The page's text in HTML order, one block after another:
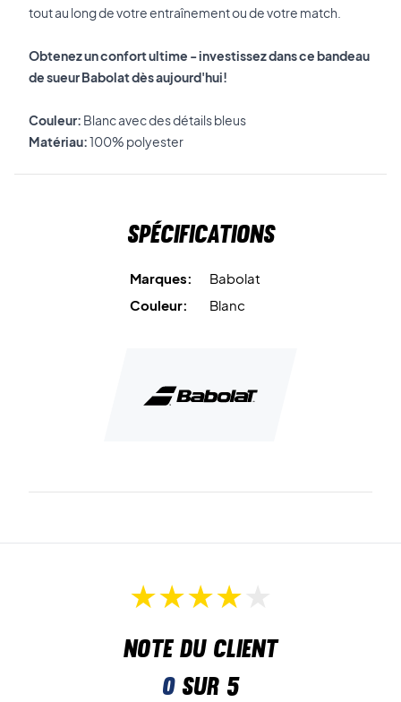
tout au long de votre entraînement ou de votre match.
Obtenez un confort ultime - investissez dans ce bandeau
de sueur Babolat dès aujourd'hui!
Couleur: Blanc avec des détails bleus
Matériau:100% polyester
Spécifications
Marques:
Babolat
Couleur:
Blanc
Note du client
0sur 5